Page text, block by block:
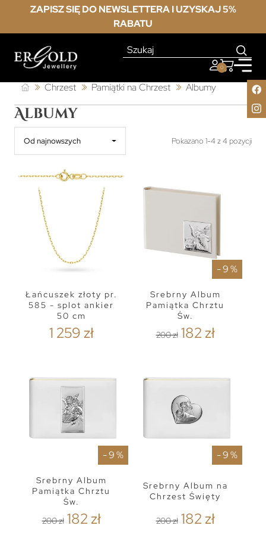
ZAPISZ SIĘ DO NEWSLETTERA I UZYSKAJ 5%
RABATU
0
Chrzest Pamiątki na Chrzest Albumy
Albumy
Od najnowszych Pokazano 1-4 z 4 pozycji
Łańcuszek złoty pr.
585 - splot ankier
50 cm
1 259 zł
- 9 %
Srebrny Album
Pamiątka Chrztu
Św.
200 zł 182 zł
- 9 %
Srebrny Album
Pamiątka Chrztu
Św.
200 zł 182 zł
- 9 %
Srebrny Album na
Chrzest Święty
200 zł 182 zł